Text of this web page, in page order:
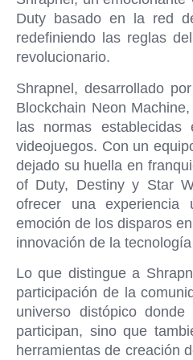
Duty basado en la red
redefiniendo las reglas
revolucionario.
Shrapnel, desarrollado
Blockchain Neon
las normas
videojuegos. Con un
dejado su huella en
of Duty, Destiny y Star
ofrecer una experiencia
emoción de los disparos
innovación de la
Lo que distingue a
participación de la
universo distópico
participan, sino que
herramientas de creación